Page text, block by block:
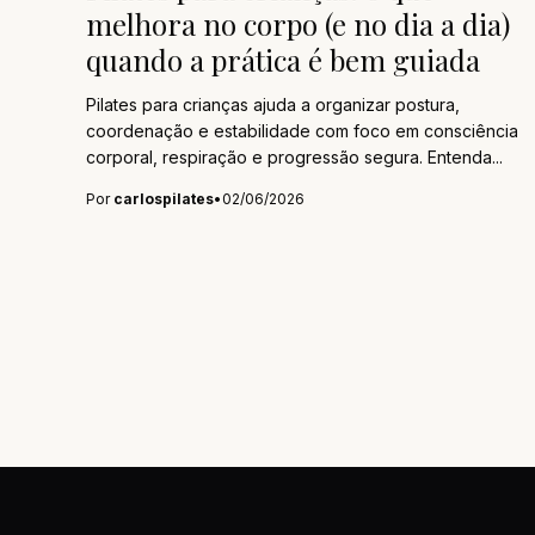
melhora no corpo (e no dia a dia)
quando a prática é bem guiada
Pilates para crianças ajuda a organizar postura,
coordenação e estabilidade com foco em consciência
corporal, respiração e progressão segura. Entenda...
Por carlospilates•02/06/2026